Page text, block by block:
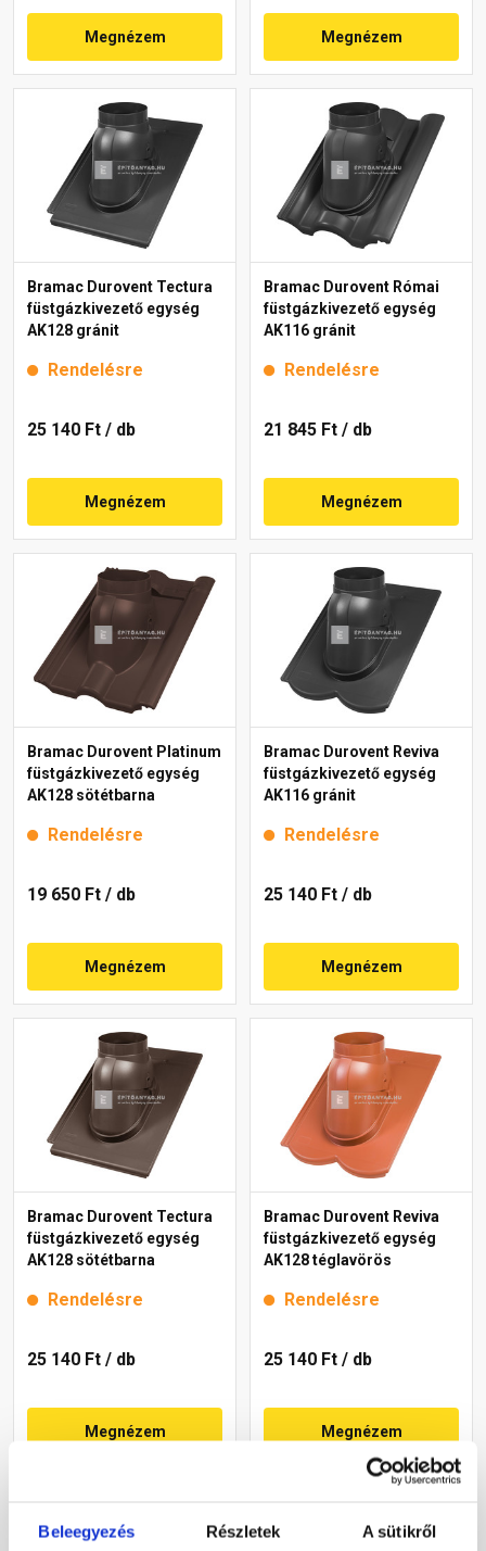
Beleegyezés Részletek A sütikről
Megnézem Megnézem
Bramac Durovent Tectura
füstgázkivezető egység
AK128 gránit
Rendelésre
25 140 Ft / db
Megnézem
Bramac Durovent Római
füstgázkivezető egység
AK116 gránit
Rendelésre
21 845 Ft / db
Megnézem
Bramac Durovent Platinum
füstgázkivezető egység
AK128 sötétbarna
Rendelésre
19 650 Ft / db
Megnézem
Bramac Durovent Reviva
füstgázkivezető egység
AK116 gránit
Rendelésre
25 140 Ft / db
Megnézem
Bramac Durovent Tectura
füstgázkivezető egység
AK128 sötétbarna
Rendelésre
25 140 Ft / db
Megnézem
Bramac Durovent Reviva
füstgázkivezető egység
AK128 téglavörös
Rendelésre
25 140 Ft / db
Megnézem